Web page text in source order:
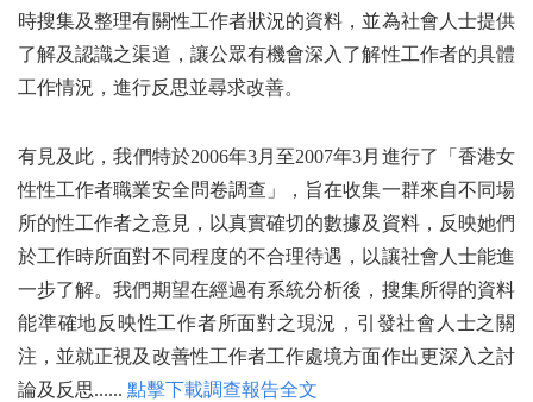
時搜集及整理有關性工作者狀況的資料，並為社會人士提供
了解及認識之渠道，讓公眾有機會深入了解性工作者的具體
工作情況，進行反思並尋求改善。
有見及此，我們特於2006年3月至2007年3月進行了「香港女
性性工作者職業安全問卷調查」，旨在收集一群來自不同場
所的性工作者之意見，以真實確切的數據及資料，反映她們
於工作時所面對不同程度的不合理待遇，以讓社會人士能進
一步了解。我們期望在經過有系統分析後，搜集所得的資料
能準確地反映性工作者所面對之現況，引發社會人士之關
注，並就正視及改善性工作者工作處境方面作出更深入之討
論及反思...... 點擊下載調查報告全文